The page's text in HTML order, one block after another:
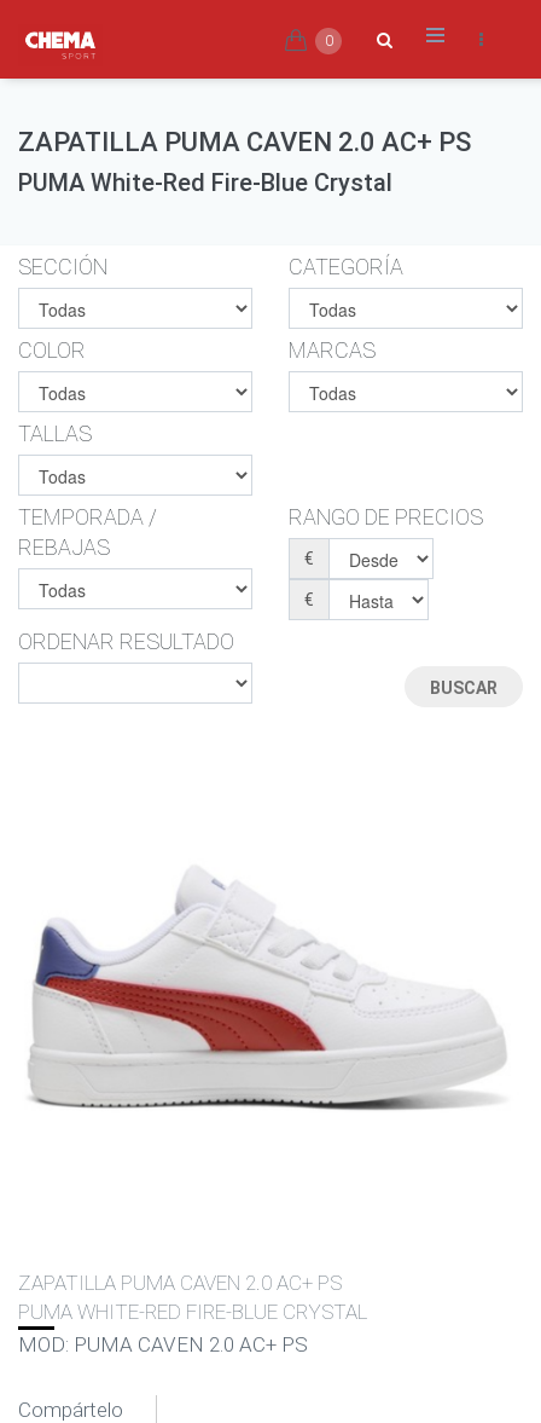
0
ZAPATILLA PUMA CAVEN 2.0 AC+ PS
PUMA White-Red Fire-Blue Crystal
SECCIÓN CATEGORÍA
COLOR MARCAS
TALLAS
TEMPORADA /
REBAJAS
RANGO DE PRECIOS
€
€
ORDENAR RESULTADO
ZAPATILLA PUMA CAVEN 2.0 AC+ PS
PUMA WHITE-RED FIRE-BLUE CRYSTAL
MOD: PUMA CAVEN 2.0 AC+ PS
Compártelo